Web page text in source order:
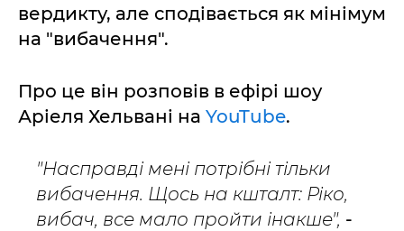
вердикту, але сподівається як мінімум
на "вибачення".
Про це він розповів в ефірі шоу
Аріеля Хельвані на YouTube.
"Насправді мені потрібні тільки
вибачення. Щось на кшталт: Ріко,
вибач, все мало пройти інакше", -